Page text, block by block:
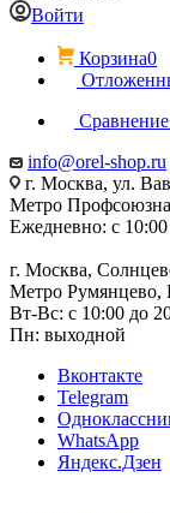
Войти
Корзина0
Сравнение
info@orel-shop.ru
г. Москва, ул.
Метро
Ежедневно: с
г. Москва,
Метро Румянцево,
Вт-Вс: с 10:00 до
Пн: выходной
Вконтакте
Telegram
WhatsApp
Яндекс.Дзен